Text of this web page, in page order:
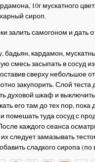
10г мускатного
сироп.
залить самогоном и дать
бадьян, кардамон,
смесь засыпать в сосуд из
сверху небольшое
закупорить. Слой
духовой шкаф и выключить
его там до тех пор, пока
помешать туда сосуд с
каждого сеанса
следует замазывать
сладкого сиропа (по